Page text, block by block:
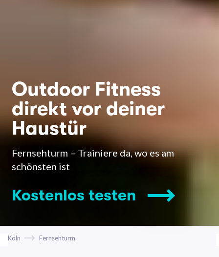
Outdoor Fitness
direkt vor deiner
Haustür
Fernsehturm – Trainiere da, wo es am
schönsten ist
Kostenlos testen
Köln Fernsehturm